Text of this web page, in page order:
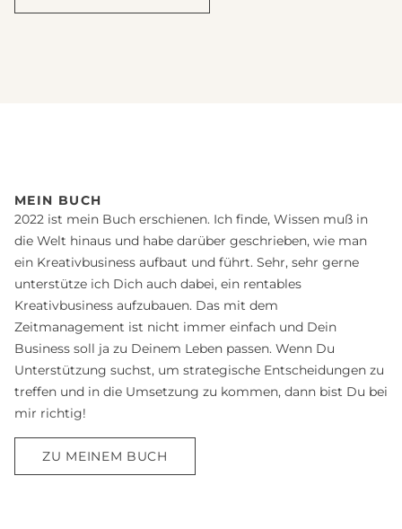
MEIN BUCH
2022 ist mein Buch erschienen. Ich finde, Wissen muß in
die Welt hinaus und habe darüber geschrieben, wie man
ein Kreativbusiness aufbaut und führt. Sehr, sehr gerne
unterstütze ich Dich auch dabei, ein rentables
Kreativbusiness aufzubauen. Das mit dem
Zeitmanagement ist nicht immer einfach und Dein
Business soll ja zu Deinem Leben passen. Wenn Du
Unterstützung suchst, um strategische Entscheidungen zu
treffen und in die Umsetzung zu kommen, dann bist Du bei
mir richtig!
ZU MEINEM BUCH